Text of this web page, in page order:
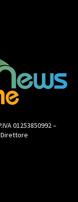
01253850992 –